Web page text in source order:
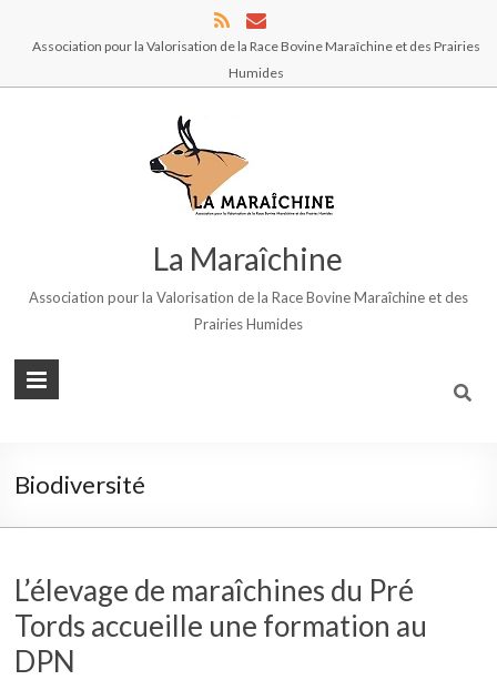
Association pour la Valorisation de la Race Bovine Maraîchine et des Prairies
Humides
La Maraîchine
Association pour la Valorisation de la Race Bovine Maraîchine et des
Prairies Humides
Biodiversité
L’élevage de maraîchines du Pré
Tords accueille une formation au
DPN